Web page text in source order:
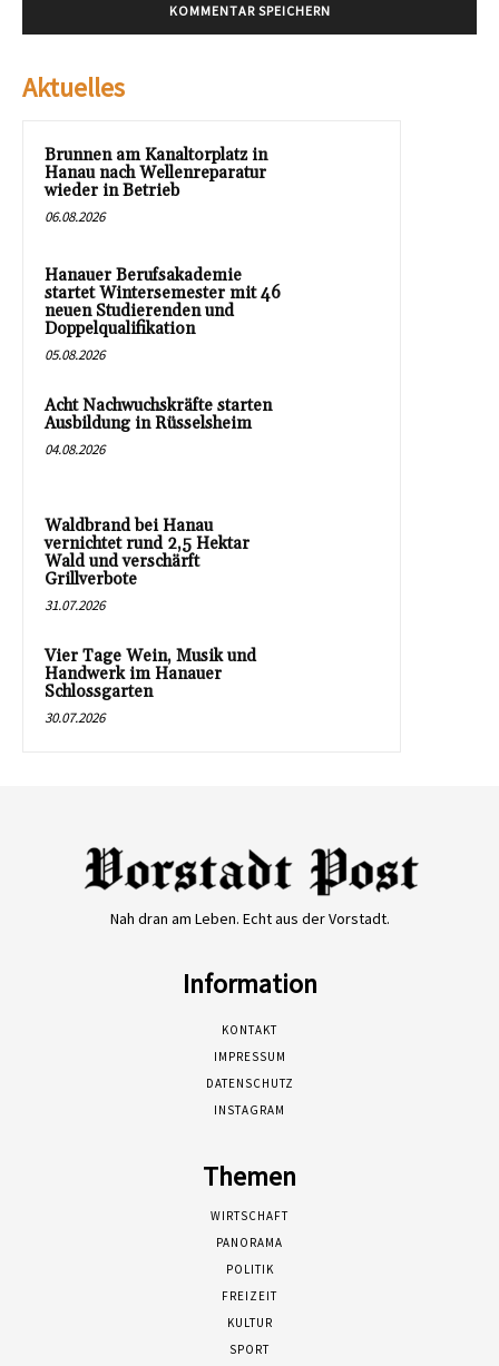
Aktuelles
Brunnen am Kanaltorplatz in
Hanau nach Wellenreparatur
wieder in Betrieb
06.08.2026
Hanauer Berufsakademie
startet Wintersemester mit 46
neuen Studierenden und
Doppelqualifikation
05.08.2026
Acht Nachwuchskräfte starten
Ausbildung in Rüsselsheim
04.08.2026
Waldbrand bei Hanau
vernichtet rund 2,5 Hektar
Wald und verschärft
Grillverbote
31.07.2026
Vier Tage Wein, Musik und
Handwerk im Hanauer
Schlossgarten
30.07.2026
Nah dran am Leben. Echt aus der Vorstadt.
Information
KONTAKT
IMPRESSUM
DATENSCHUTZ
INSTAGRAM
Themen
WIRTSCHAFT
PANORAMA
POLITIK
FREIZEIT
KULTUR
SPORT